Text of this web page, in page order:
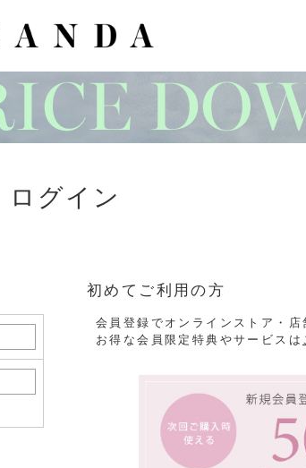
ログイン
初めてご利用の方
会員登録でオンラインストア・
お得な会員限定特典やサービスは